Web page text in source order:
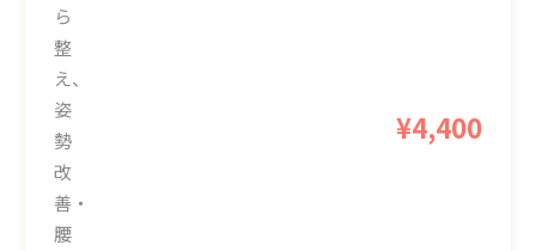
ら
整
え、
姿
勢
改
善・
腰
¥4,400